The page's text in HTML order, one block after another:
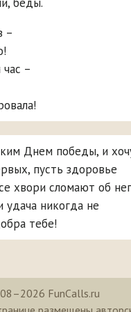
–
–
Днем победы, и
пусть здоровье
хвори сломают об
удача никогда не
тебе!
FunCalls.ru